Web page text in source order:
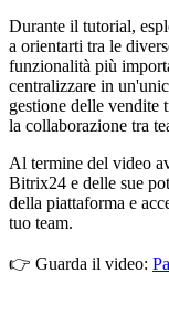
Durante il tutorial,
a orientarti tra le
funzionalità più
centralizzare in
gestione delle vendite
la collaborazione tra
Al termine del video
Bitrix24 e delle sue
della piattaforma e
tuo team.
👉 Guarda il video: